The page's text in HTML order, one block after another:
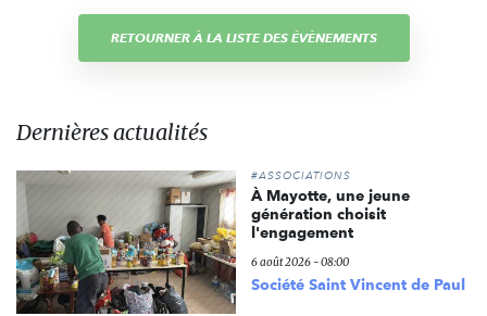
RETOURNER À LA LISTE DES ÉVÈNEMENTS
Dernières actualités
#ASSOCIATIONS
À Mayotte, une jeune
génération choisit
l'engagement
6 août 2026 - 08:00
Société Saint Vincent de Paul